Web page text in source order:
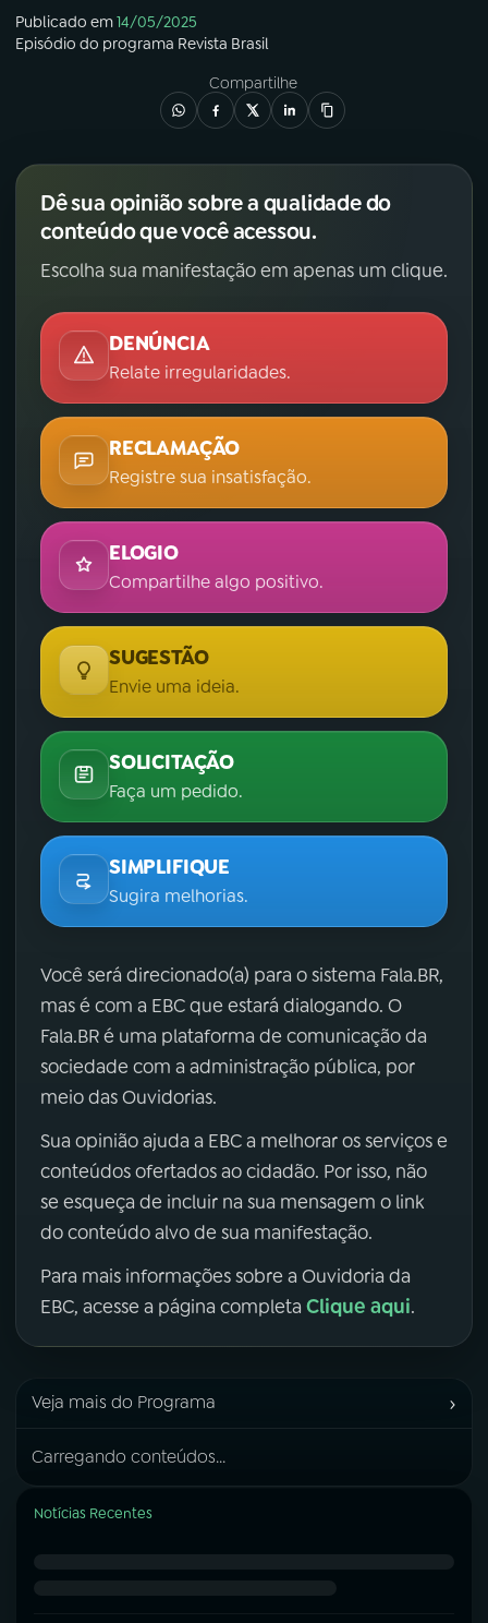
Publicado em14/05/2025
Episódio do programa Revista Brasil
Compartilhe
Dê sua opinião sobre a qualidade do
conteúdo que você acessou.
Escolha sua manifestação em apenas um clique.
DENÚNCIA
Relate irregularidades.
RECLAMAÇÃO
Registre sua insatisfação.
ELOGIO
Compartilhe algo positivo.
SUGESTÃO
Envie uma ideia.
SOLICITAÇÃO
Faça um pedido.
SIMPLIFIQUE
Sugira melhorias.
Você será direcionado(a) para o sistema Fala.BR,
mas é com a EBC que estará dialogando. O
Fala.BR é uma plataforma de comunicação da
sociedade com a administração pública, por
meio das Ouvidorias.
Sua opinião ajuda a EBC a melhorar os serviços e
conteúdos ofertados ao cidadão. Por isso, não
se esqueça de incluir na sua mensagem o link
do conteúdo alvo de sua manifestação.
Para mais informações sobre a Ouvidoria da
EBC, acesse a página completa Clique aqui.
Veja mais do Programa ›
Carregando conteúdos...
Notícias Recentes